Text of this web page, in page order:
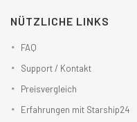
NÜTZLICHE LINKS
FAQ
Support / Kontakt
Preisvergleich
Erfahrungen mit Starship24